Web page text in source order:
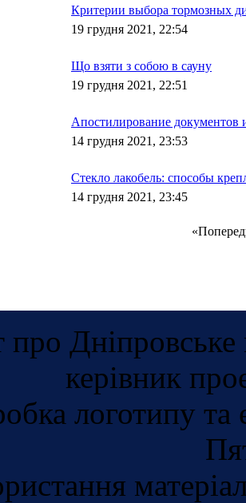
Критерии выбора тормозных
19 грудня 2021, 22:54
Що взяти з собою в сауну
19 грудня 2021, 22:51
Апостилирование документов
14 грудня 2021, 23:53
Стекло лакобель: способы
14 грудня 2021, 23:45
«
про
керівник
логотипу та